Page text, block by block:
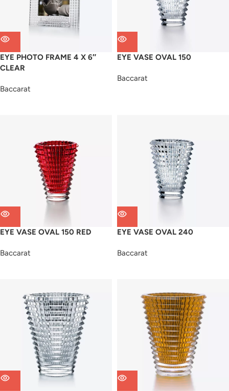
EYE PHOTO FRAME 4 X 6″
CLEAR
Baccarat
EYE VASE OVAL 150
Baccarat
EYE VASE OVAL 150 RED
Baccarat
EYE VASE OVAL 240
Baccarat